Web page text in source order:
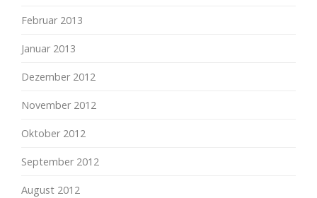
Februar 2013
Januar 2013
Dezember 2012
November 2012
Oktober 2012
September 2012
August 2012